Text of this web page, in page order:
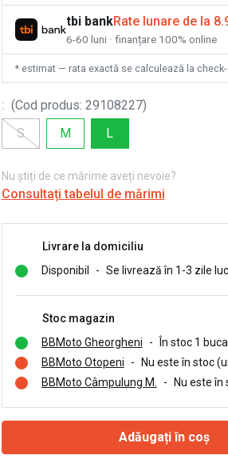
tbi bankRate lunare de la
6-60 luni · finanțare 100% online
* estimat — rata exactă se calculează la
: (Cod produs: 29108227)
S
M L
Nu știți de ce mărime aveți nevoie?
Consultați tabelul de mărimi
Livrare la domiciliu
Disponibil
- Se livrează în 1-3 zile
Stoc magazin
BBMoto Gheorgheni
-
În stoc 1
BBMoto Otopeni
-
Nu este în stoc
BBMoto Câmpulung M.
- Nu este
Adăugați în coș